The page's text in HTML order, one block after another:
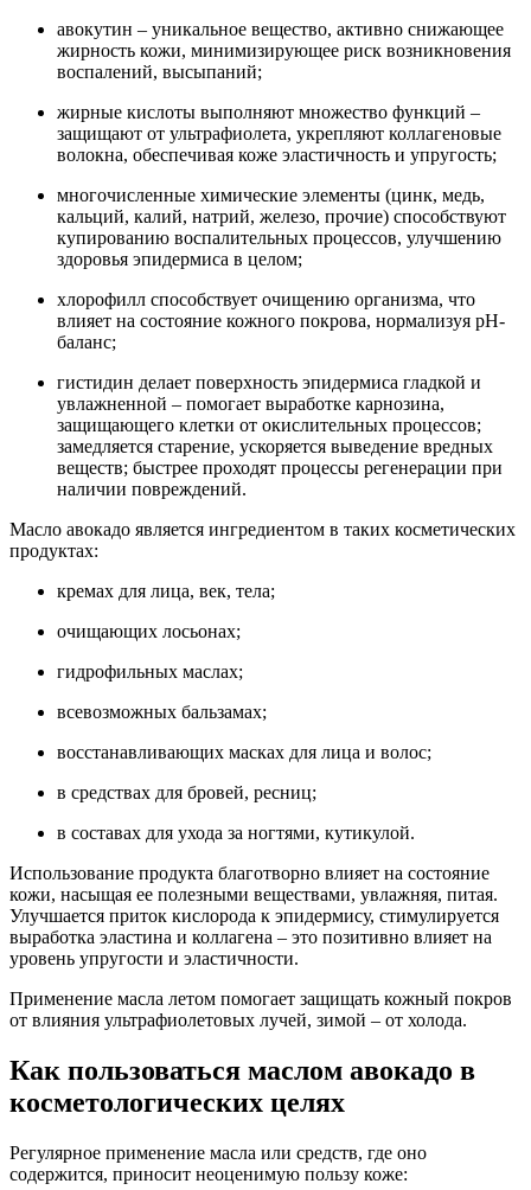
авокутин – уникальное вещество, активно снижающее
жирность кожи, минимизирующее риск возникновения
воспалений, высыпаний;
жирные кислоты выполняют множество функций –
защищают от ультрафиолета, укрепляют коллагеновые
волокна, обеспечивая коже эластичность и упругость;
многочисленные химические элементы (цинк, медь,
кальций, калий, натрий, железо, прочие) способствуют
купированию воспалительных процессов, улучшению
здоровья эпидермиса в целом;
хлорофилл способствует очищению организма, что
влияет на состояние кожного покрова, нормализуя pH-
баланс;
гистидин делает поверхность эпидермиса гладкой и
увлажненной – помогает выработке карнозина,
защищающего клетки от окислительных процессов;
замедляется старение, ускоряется выведение вредных
веществ; быстрее проходят процессы регенерации при
наличии повреждений.
Масло авокадо является ингредиентом в таких косметических
продуктах:
кремах для лица, век, тела;
очищающих лосьонах;
гидрофильных маслах;
всевозможных бальзамах;
восстанавливающих масках для лица и волос;
в средствах для бровей, ресниц;
в составах для ухода за ногтями, кутикулой.
Использование продукта благотворно влияет на состояние
кожи, насыщая ее полезными веществами, увлажняя, питая.
Улучшается приток кислорода к эпидермису, стимулируется
выработка эластина и коллагена – это позитивно влияет на
уровень упругости и эластичности.
Применение масла летом помогает защищать кожный покров
от влияния ультрафиолетовых лучей, зимой – от холода.
Как пользоваться маслом авокадо в
косметологических целях
Регулярное применение масла или средств, где оно
содержится, приносит неоценимую пользу коже: